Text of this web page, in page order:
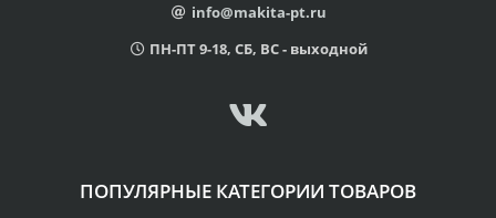
info@makita-pt.ru
ПН-ПТ 9-18, СБ, ВС - выходной
ПОПУЛЯРНЫЕ КАТЕГОРИИ ТОВАРОВ